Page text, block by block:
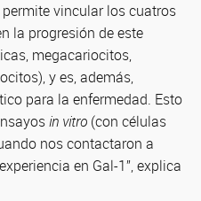
vincular los cuatros
la progresión de este
megacariocitos,
y es, además,
para la enfermedad. Esto
in vitro (con células
nos contactaron a
en Gal-1”, explica